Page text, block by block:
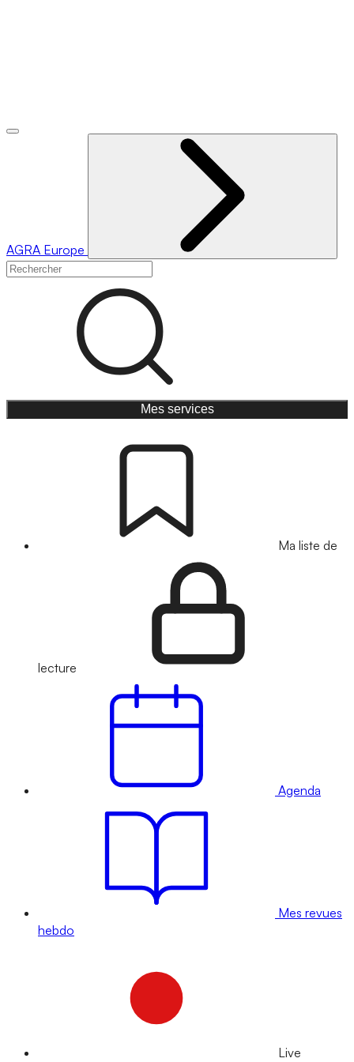
AGRA Europe
Mes services
Ma liste de
lecture
Agenda
Mes revues
hebdo
Live